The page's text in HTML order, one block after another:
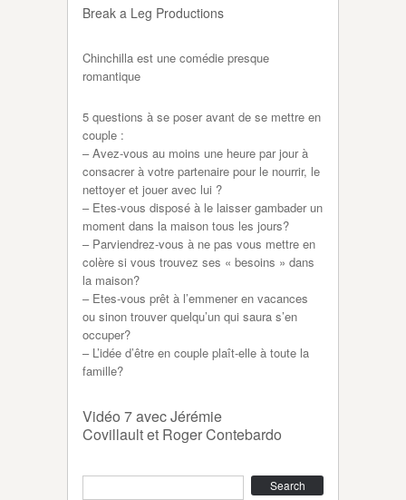
Break a Leg Productions
Chinchilla est une comédie presque
romantique
5 questions à se poser avant de se mettre en
couple :
– Avez-vous au moins une heure par jour à
consacrer à votre partenaire pour le nourrir, le
nettoyer et jouer avec lui ?
– Etes-vous disposé à le laisser gambader un
moment dans la maison tous les jours?
– Parviendrez-vous à ne pas vous mettre en
colère si vous trouvez ses « besoins » dans
la maison?
– Etes-vous prêt à l’emmener en vacances
ou sinon trouver quelqu’un qui saura s’en
occuper?
– L’idée d’être en couple plaît-elle à toute la
famille?
Vidéo 7 avec Jérémie
Covillault et Roger Contebardo